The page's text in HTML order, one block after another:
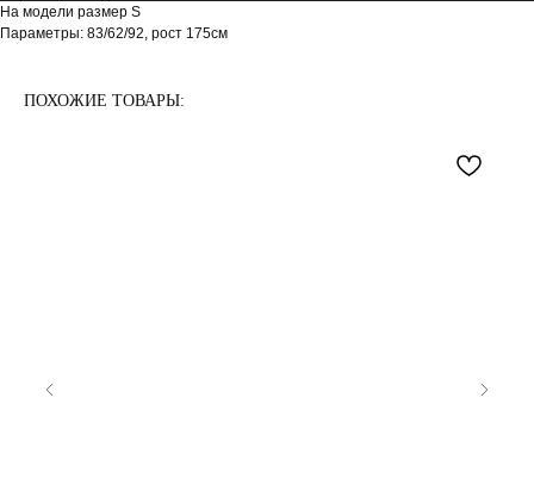
На модели размер S
Параметры: 83/62/92, рост 175см
ПОХОЖИЕ ТОВАРЫ: